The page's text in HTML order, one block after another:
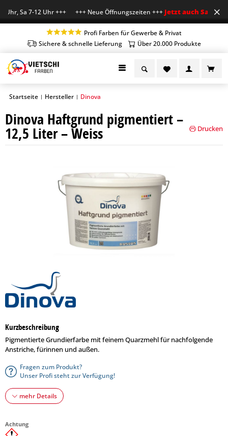
Sa 7-12 Uhr +++ +++ Neue Öffnungszeiten +++Jetzt auch Sa
Profi Farben für Gewerbe & Privat
Sichere & schnelle Lieferung
Über 20.000 Produkte
Startseite | Hersteller | Dinova
Dinova Haftgrund pigmentiert –
12,5 Liter – Weiss Drucken
Kurzbeschreibung
Pigmentierte Grundierfarbe mit feinem Quarzmehl für nachfolgende
Anstriche, fürinnen und außen.
Fragen zum Produkt?
Unser Profi steht zur Verfügung!
mehr Details
Achtung